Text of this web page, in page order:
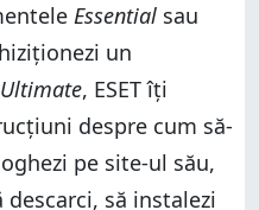
Essential sau
un
Ultimate, ESET îți
despre cum să-
pe site-ul său,
să instalezi